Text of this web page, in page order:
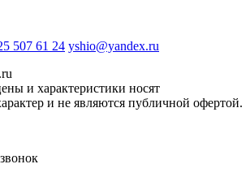
507 61 24 yshio@yandex.ru
и характеристики носят
и не являются публичной офертой.